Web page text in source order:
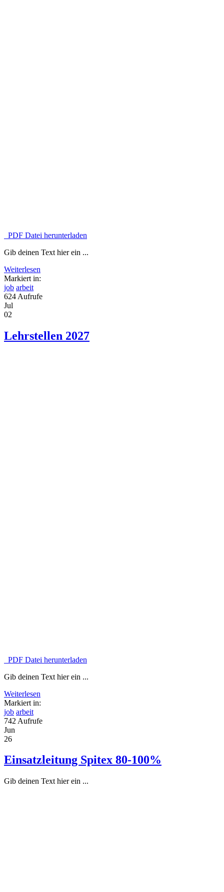
PDF Datei herunterladen
Gib deinen Text hier ein ...
Weiterlesen
Markiert in:
job arbeit
624 Aufrufe
Jul
02
Lehrstellen 2027
PDF Datei herunterladen
Gib deinen Text hier ein ...
Weiterlesen
Markiert in:
job arbeit
742 Aufrufe
Jun
26
Einsatzleitung Spitex 80-100%
Gib deinen Text hier ein ...